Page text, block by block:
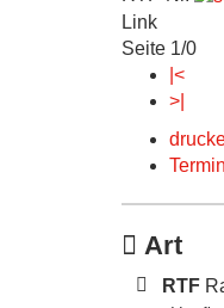
Link
Seite 1/0
|<
>|
Art
RTF